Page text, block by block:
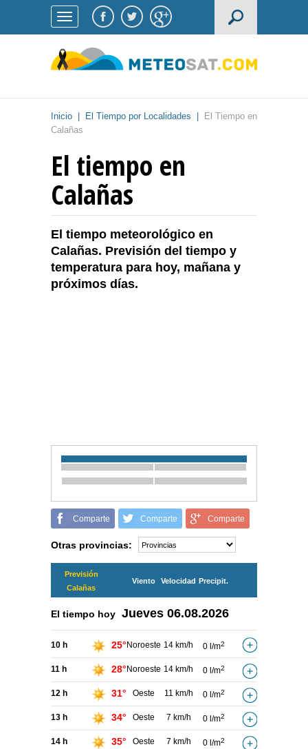
Inicio El Tiempo por Localidades
El Tiempo en
Calañas
El tiempo en
Calañas
El tiempo meteorológico en
Calañas. Previsión del tiempo y
temperatura para hoy, mañana y
próximos días.
Comparte Comparte Comparte
Otras provincias:
Previsión
Calañas
Viento Velocidad Precipit.
El tiempo hoy Jueves 06.08.2026
10 h 25° Noroeste 14 km/h 0 l/m2
11 h 28° Noroeste 14 km/h 0 l/m2
12 h 31° Oeste 11 km/h 0 l/m2
13 h 34° Oeste 7 km/h 0 l/m2
14 h 35° Oeste 7 km/h 0 l/m2